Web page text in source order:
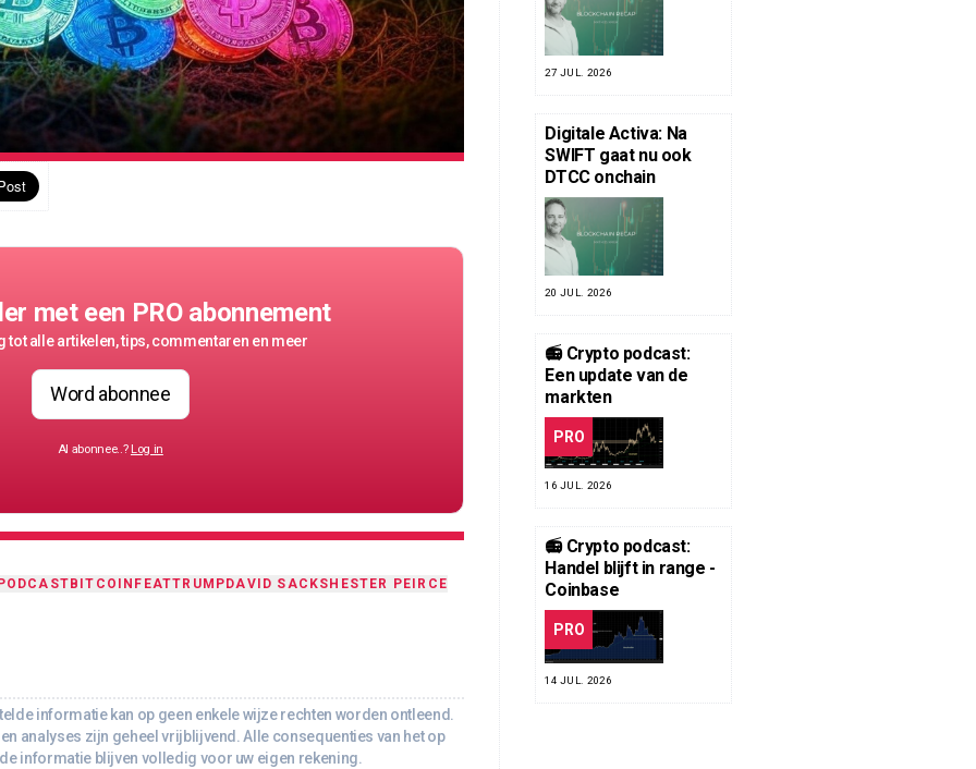
met een PRO abonnement
tot alle artikelen, tips, commentaren en meer
Word abonnee
Al abonnee..? Log in
BITCOIN FEATTRUMPDAVID SACKSHESTER PEIRCE
informatie kan op geen enkele wijze rechten worden ontleend.
analyses zijn geheel vrijblijvend. Alle consequenties van het op
informatie blijven volledig voor uw eigen rekening.
27 JUL. 2026
Digitale Activa: Na
SWIFT gaat nu ook
DTCC onchain
20 JUL. 2026
📻 Crypto podcast:
Een update van de
markten
PRO
16 JUL. 2026
📻 Crypto podcast:
Handel blijft in range -
Coinbase
PRO
14 JUL. 2026